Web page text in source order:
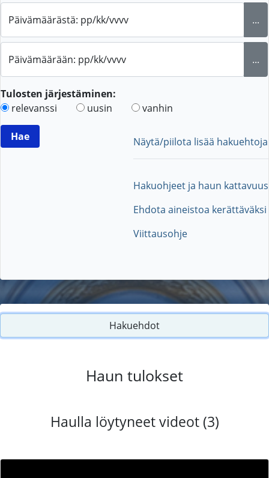
Päivämäärästä: pp/kk/vvvv ...
Päivämäärään: pp/kk/vvvv ...
Tulosten järjestäminen:
relevanssi
uusin vanhin
Näytä/piilota lisää hakuehtoja
Hakuohjeet ja haun kattavuus
Ehdota aineistoa kerättäväksi
Viittausohje
Hakuehdot
Haun tulokset
Haulla löytyneet videot (3)